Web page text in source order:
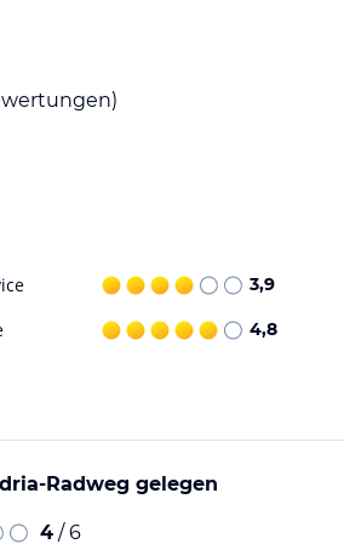
aufgrund seiner zentralen Lage haben
zu erkunden. Unternehmen Sie einen
nahe gelegenen Städte und Landschaften
Gewähr. Bitte lies vor der Buchung die
3,9
4,8
Radweg gelegen
4 / 6